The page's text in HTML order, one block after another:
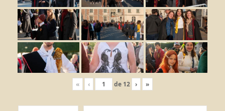
« ‹ de 12 › »